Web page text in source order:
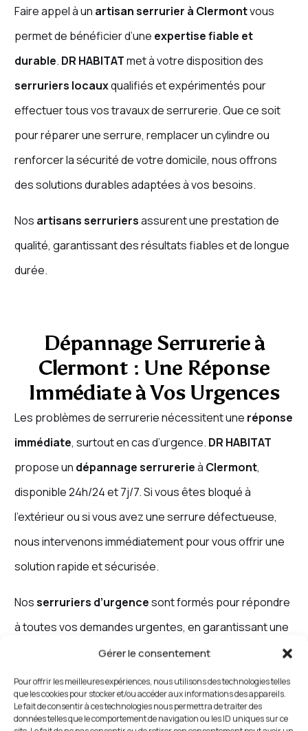
Gérer le consentement
Pour offrir les meilleures expériences, nous utilisons des technologies telles
que les cookies pour stocker et/ou accéder aux informations des appareils.
Le fait de consentir à ces technologies nous permettra de traiter des
données telles que le comportement de navigation ou les ID uniques sur ce
Faire appel à un artisan serrurier à Clermontvous
permet de bénéficier d’une expertise fiable et
durable. DR HABITATmet à votre disposition des
serruriers locauxqualifiés et expérimentés pour
effectuer tous vos travaux de serrurerie. Que ce soit
pour réparer une serrure, remplacer un cylindre ou
renforcer la sécurité de votre domicile, nous offrons
des solutions durables adaptées à vos besoins.
Nos artisans serruriersassurent une prestation de
qualité, garantissant des résultats fiables et de longue
durée.
Dépannage Serrurerie à
Clermont : Une Réponse
Immédiate à Vos Urgences
Les problèmes de serrurerie nécessitent une réponse
immédiate, surtout en cas d’urgence. DR HABITAT
propose un dépannage serrurerieà Clermont,
disponible 24h/24 et 7j/7. Si vous êtes bloqué à
l’extérieur ou si vous avez une serrure défectueuse,
nous intervenons immédiatement pour vous offrir une
solution rapide et sécurisée.
Nosserruriers d’urgencesont formés pour répondre
à toutes vos demandes urgentes, en garantissant une
sécurité maximale.
Prix Serrurerie à Clermont :